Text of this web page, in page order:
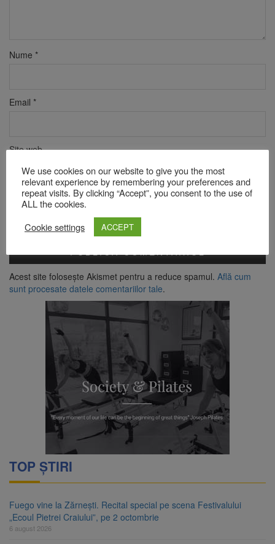
Nume *
Email *
Site web
Verificare anti-robot
Acest site folosește Akismet pentru a reduce spamul. Află cum
sunt procesate datele comentariilor tale.
TOP ȘTIRI
Fuego vine la Zărnești. Recital special pe scena Festivalului
„Ecoul Pietrei Craiului”, pe 2 octombrie
6 august 2026
We use cookies on our website to give you the most
relevant experience by remembering your preferences and
repeat visits. By clicking “Accept”, you consent to the use of
ALL the cookies.
Cookie settings
ACCEPT